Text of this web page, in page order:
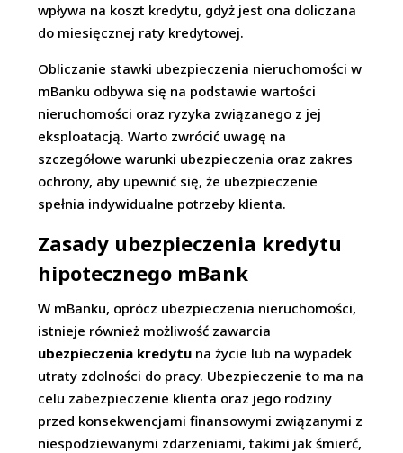
wpływa na koszt kredytu, gdyż jest ona doliczana
do miesięcznej raty kredytowej.
Obliczanie stawki ubezpieczenia nieruchomości w
mBanku odbywa się na podstawie wartości
nieruchomości oraz ryzyka związanego z jej
eksploatacją. Warto zwrócić uwagę na
szczegółowe warunki ubezpieczenia oraz zakres
ochrony, aby upewnić się, że ubezpieczenie
spełnia indywidualne potrzeby klienta.
Zasady ubezpieczenia kredytu
hipotecznego mBank
W mBanku, oprócz ubezpieczenia nieruchomości,
istnieje również możliwość zawarcia
ubezpieczenia kredytu na życie lub na wypadek
utraty zdolności do pracy. Ubezpieczenie to ma na
celu zabezpieczenie klienta oraz jego rodziny
przed konsekwencjami finansowymi związanymi z
niespodziewanymi zdarzeniami, takimi jak śmierć,